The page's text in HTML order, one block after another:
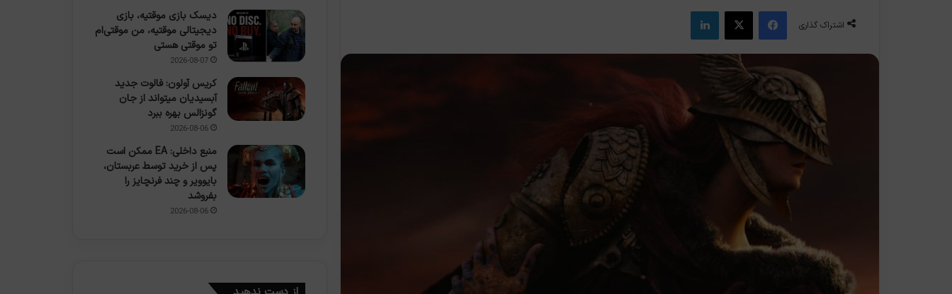
اشتراک گذاری
فیس بوک X لینکدین
دیسک بازی موقتیه، بازی
دیجیتالی موقتیه، من موقتی‌ام
تو موقتی هستی
2026-08-07
کریس آولون: فالوت جدید
آبسیدیان میتواند از جان
گونزالس بهره ببرد
2026-08-06
منبع داخلی: EA ممکن است
پس از خرید توسط عربستان،
بایوویر و چند فرنچایز را
بفروشد
2026-08-06